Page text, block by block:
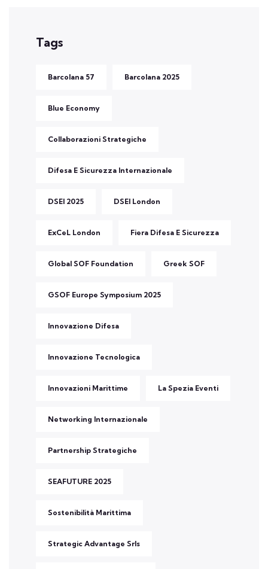
Tags
Barcolana 57 Barcolana 2025
Blue Economy
Collaborazioni Strategiche
Difesa E Sicurezza Internazionale
DSEI 2025 DSEI London
ExCeL London Fiera Difesa E Sicurezza
Global SOF Foundation Greek SOF
GSOF Europe Symposium 2025
Innovazione Difesa
Innovazione Tecnologica
Innovazioni Marittime La Spezia Eventi
Networking Internazionale
Partnership Strategiche
SEAFUTURE 2025
Sostenibilità Marittima
Strategic Advantage Srls